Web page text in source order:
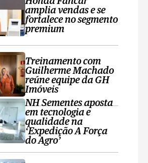
amplia vendas e se
fortalece no segmento
premium
Treinamento com
Guilherme Machado
reúne equipe da GH
Imóveis
NH Sementes aposta
em tecnologia e
qualidade na
‘Expedição A Força
do Agro’